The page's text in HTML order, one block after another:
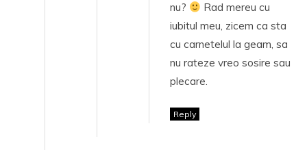
nu?
Rad mereu cu
iubitul meu, zicem ca sta
cu carnetelul la geam, sa
nu rateze vreo sosire sau
plecare.
Reply